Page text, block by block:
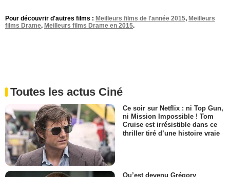
Pour découvrir d'autres films : Meilleurs films de l'année 2015, Meilleurs
films Drame, Meilleurs films Drame en 2015.
Toutes les actus Ciné
Ce soir sur Netflix : ni Top Gun,
ni Mission Impossible ! Tom
Cruise est irrésistible dans ce
thriller tiré d’une histoire vraie
Qu’est devenu Grégory